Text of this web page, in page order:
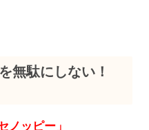
無駄にしない！
ノッピー」